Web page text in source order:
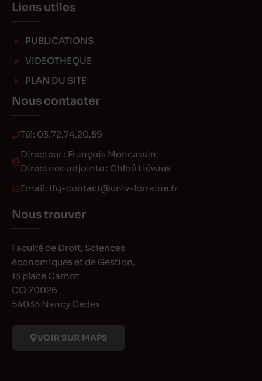
Liens utiles
PUBLICATIONS
VIDEOTHEQUE
PLAN DU SITE
Nous contacter
Tél: 03.72.74.20.59
Directeur : François Moncassin
Directrice adjointe : Chloé Liévaux
Email: ifg-contact@univ-lorraine.fr
Nous trouver
Faculté de Droit, Sciences
économiques et de Gestion,
13 place Carnot
CO 70026
54035 Nancy Cedex
VOIR SUR MAPS